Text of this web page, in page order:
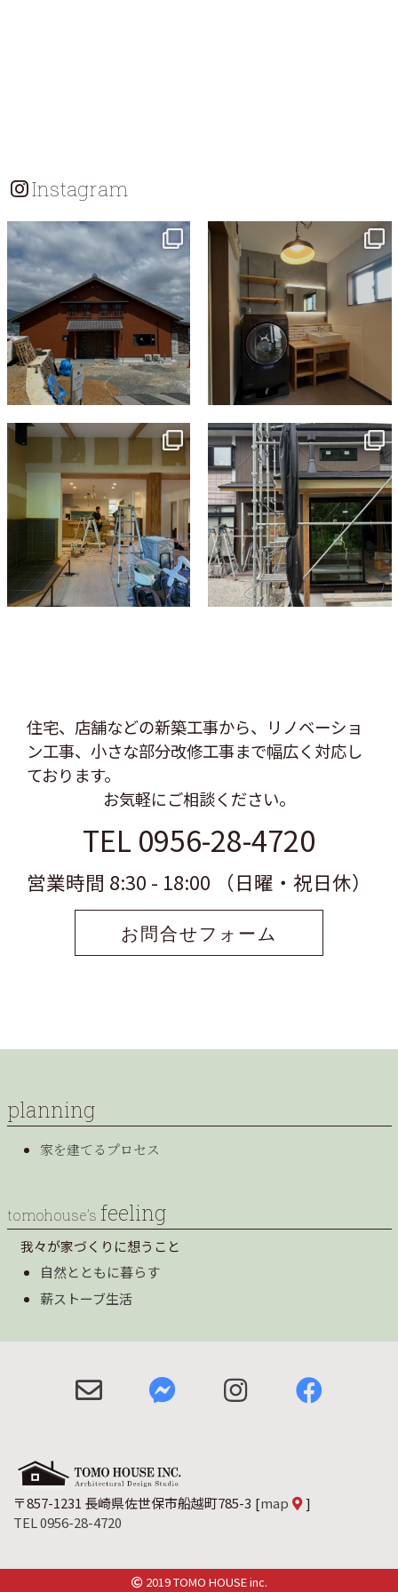
Instagram
tomohouseinc
tomohouseinc
7月 13
tomohouseinc
tomohouseinc
6月 3
住宅、店舗などの新築工事から、リノベーショ
ン工事、 小さな部分改修工事まで幅広く対応し
ております。
お気軽にご相談ください。
TEL 0956-28-4720
営業時間 8:30 - 18:00 （日曜・祝日休）
お問合せフォーム
planning
家を建てるプロセス
tomohouse’s feeling
我々が家づくりに想うこと
自然とともに暮らす
薪ストーブ生活
〒857-1231 長崎県佐世保市船越町785-3 [map
]
TEL 0956-28-4720
2019 TOMO HOUSE inc.